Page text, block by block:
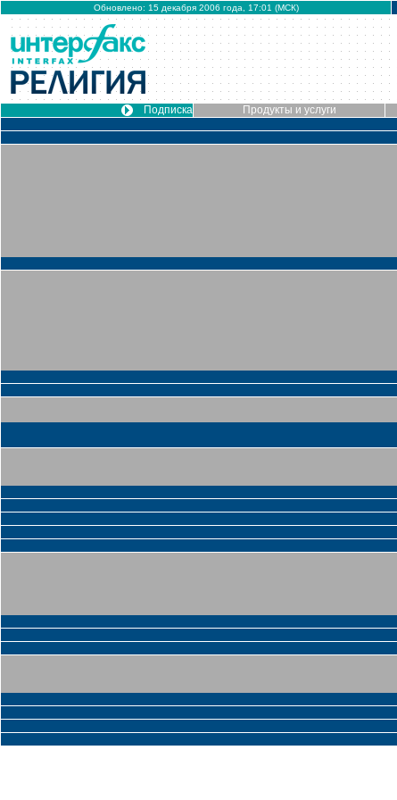
Обновлено: 15 декабря 2006 года, 17:01 (МСК)
Подписка Продукты и услуги